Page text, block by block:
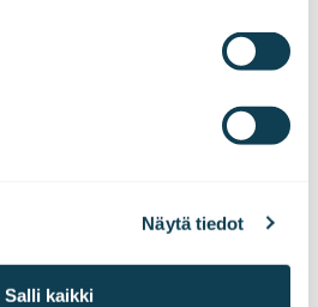
Näytä tiedot
Salli kaikki
kehitys sekä